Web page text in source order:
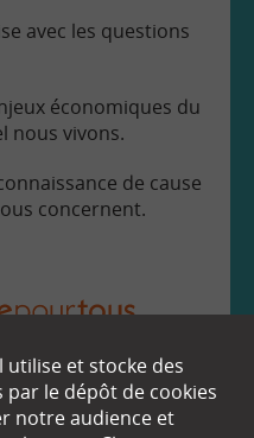
avec les questions
économiques du
nous vivons.
de cause
concernent.
utilise et stocke des
le dépôt de cookies
notre audience et